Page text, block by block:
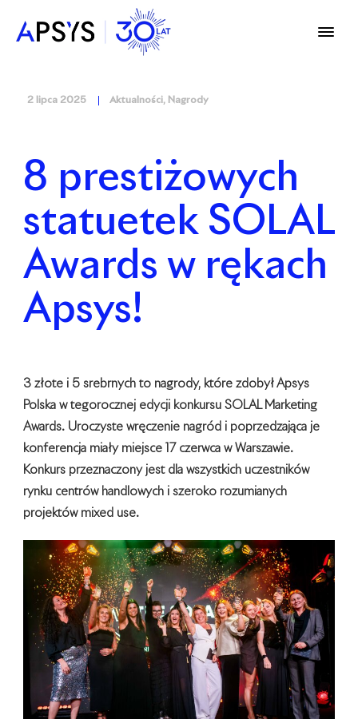
2 lipca 2025 Aktualności, Nagrody
8 prestiżowych
statuetek SOLAL
Awards w rękach
Apsys!
3 złote i 5 srebrnych to nagrody, które zdobył Apsys
Polska w tegorocznej edycji konkursu SOLAL Marketing
Awards. Uroczyste wręczenie nagród i poprzedzająca je
konferencja miały miejsce 17 czerwca w Warszawie.
Konkurs przeznaczony jest dla wszystkich uczestników
rynku centrów handlowych i szeroko rozumianych
projektów mixed use.